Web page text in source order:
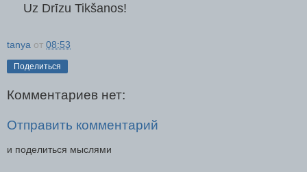
Uz Drīzu Tikšanos!
tanya от 08:53
Поделиться
Комментариев нет:
Отправить комментарий
и поделиться мыслями